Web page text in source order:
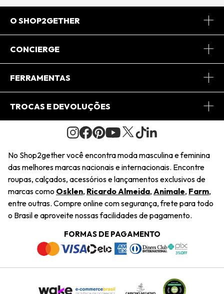
O SHOP2GETHER
Sobre Nós
Journal
Saiu na Mídia
Sustentabilidade
Navegando
Termos e Condições
Trabalhe Conosco
CONCIERGE
Central de Relacionamento
Regulamento e Promoções
FERRAMENTAS
Minha Conta
Pedido de Presente
Wishlist
TROCAS E DEVOLUÇÕES
Condições Gerais
Troca Fácil
Restituição de Pagamento
Dúvidas Frequentes
Termos e Condições
Política de Privacidade
No Shop2gether você encontra moda masculina e feminina
das melhores marcas nacionais e internacionais. Encontre
roupas, calçados, acessórios e lançamentos exclusivos de
marcas como Osklen, Ricardo Almeida, Animale, Farm,
entre outras. Compre online com segurança, frete para todo
o Brasil e aproveite nossas facilidades de pagamento.
FORMAS DE PAGAMENTO